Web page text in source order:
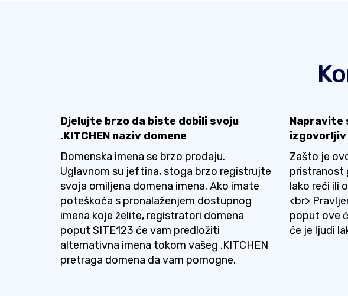
Djelujte brzo da biste dobili svoju
.KITCHEN naziv domene
Domenska imena se brzo prodaju.
Uglavnom su jeftina, stoga brzo registrujte
svoja omiljena domena imena. Ako imate
poteškoća s pronalaženjem dostupnog
imena koje želite, registratori domena
poput SITE123 će vam predložiti
alternativna imena tokom vašeg .KITCHEN
pretraga domena da vam pomogne.
Napravite
izgovorljiv
Zašto je
pristranost
lako reći ili
<br>
poput ove
će je ljudi